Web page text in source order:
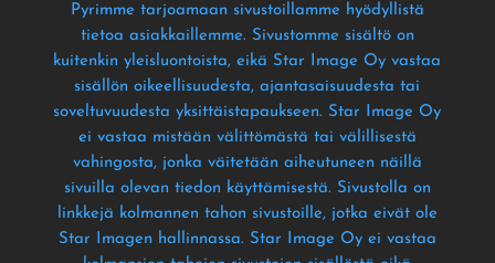
Pyrimme tarjoamaan sivustoillamme hyödyllistä
tietoa asiakkaillemme. Sivustomme sisältö on
kuitenkin yleisluontoista, eikä Star Image Oy vastaa
sisällön oikeellisuudesta, ajantasaisuudesta tai
soveltuvuudesta yksittäistapaukseen. Star Image Oy
ei vastaa mistään välittömästä tai välillisestä
vahingosta, jonka väitetään aiheutuneen näillä
sivuilla olevan tiedon käyttämisestä. Sivustolla on
linkkejä kolmannen tahon sivustoille, jotka eivät ole
Star Imagen hallinnassa. Star Image Oy ei vastaa